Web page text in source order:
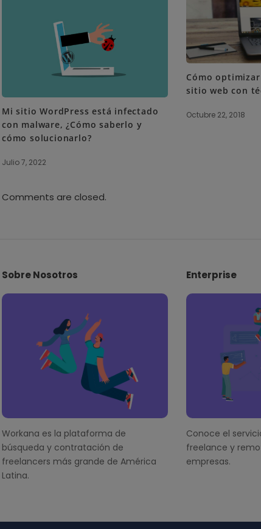
Mi sitio WordPress está infectado
con malware, ¿Cómo saberlo y
cómo solucionarlo?
Julio 7, 2022
Cómo
sitio web con
Octubre 22, 2018
Comments are closed.
Sobre Nosotros
Workana es la plataforma de
búsqueda y contratación de
freelancers más grande de América
Latina.
Enterprise
Conoce el
freelance y
empresas.